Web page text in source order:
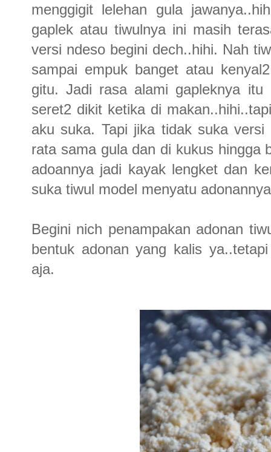
menggigit lelehan gula
gaplek atau tiwulnya ini masih
versi ndeso begini dech..hihi. Nah
sampai empuk banget atau
gitu. Jadi rasa alami gapleknya itu
seret2 dikit ketika di
aku suka. Tapi jika tidak suka
rata sama gula dan di kukus hingga
adoannya jadi kayak lengket dan
suka tiwul model menyatu
Begini nich penampakan adonan
bentuk adonan yang kalis
aja.